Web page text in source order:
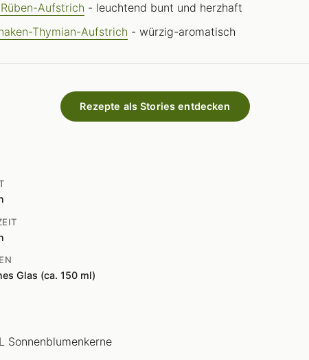
Aufstrich - leuchtend bunt und herzhaft
Thymian-Aufstrich - würzig-aromatisch
Rezepte als Stories entdecken
Glas (ca. 150 ml)
Sonnenblumenkerne